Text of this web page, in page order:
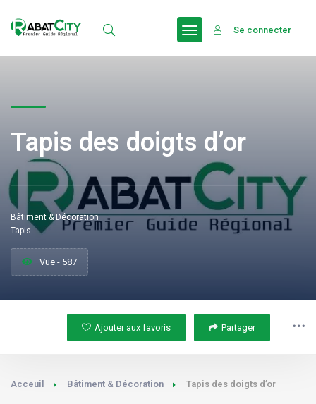
Se connecter
Tapis des doigts d’or
Bâtiment & Décoration
Tapis
Vue - 587
Ajouter aux favoris Partager
Acceuil Bâtiment & Décoration Tapis des doigts d’or